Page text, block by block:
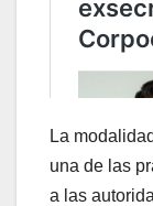
La
una de las
a las